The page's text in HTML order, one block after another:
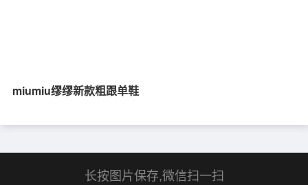
miumiu缪缪新款粗跟单鞋
长按图片保存,微信扫一扫